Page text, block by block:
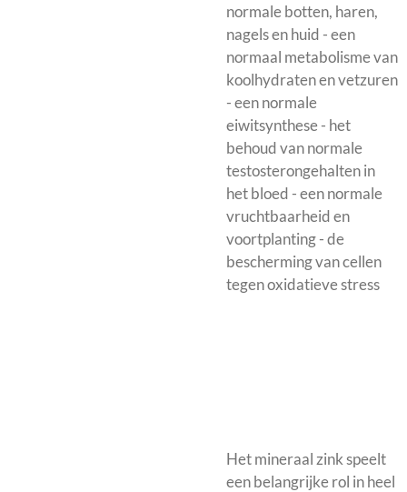
normale botten, haren,
nagels en huid - een
normaal metabolisme van
koolhydraten en vetzuren
- een normale
eiwitsynthese - het
behoud van normale
testosterongehalten in
het bloed - een normale
vruchtbaarheid en
voortplanting - de
bescherming van cellen
tegen oxidatieve stress
Het mineraal zink speelt
een belangrijke rol in heel